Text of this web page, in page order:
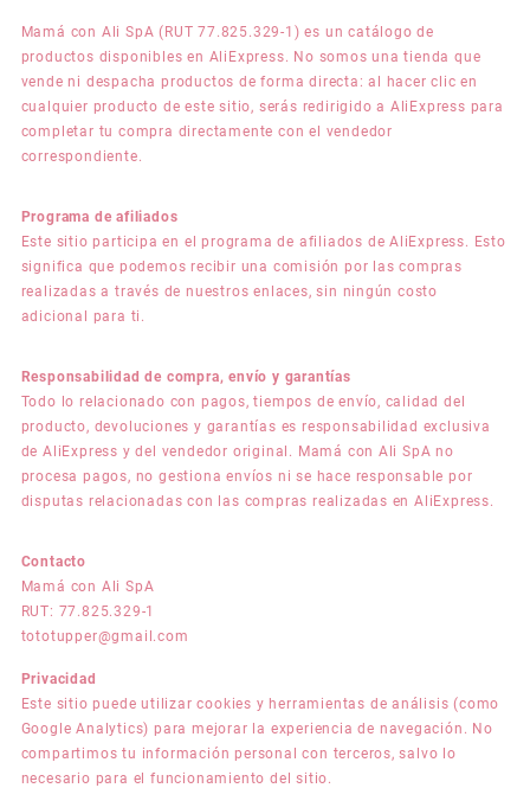
Mamá con Ali SpA (RUT 77.825.329-1) es un catálogo de
productos disponibles en AliExpress. No somos una tienda que
vende ni despacha productos de forma directa: al hacer clic en
cualquier producto de este sitio, serás redirigido a AliExpress para
completar tu compra directamente con el vendedor
correspondiente.
Programa de afiliados
Este sitio participa en el programa de afiliados de AliExpress. Esto
significa que podemos recibir una comisión por las compras
realizadas a través de nuestros enlaces, sin ningún costo
adicional para ti.
Responsabilidad de compra, envío y garantías
Todo lo relacionado con pagos, tiempos de envío, calidad del
producto, devoluciones y garantías es responsabilidad exclusiva
de AliExpress y del vendedor original. Mamá con Ali SpA no
procesa pagos, no gestiona envíos ni se hace responsable por
disputas relacionadas con las compras realizadas en AliExpress.
Contacto
Mamá con Ali SpA
RUT: 77.825.329-1
tototupper@gmail.com
Privacidad
Este sitio puede utilizar cookies y herramientas de análisis (como
Google Analytics) para mejorar la experiencia de navegación. No
compartimos tu información personal con terceros, salvo lo
necesario para el funcionamiento del sitio.